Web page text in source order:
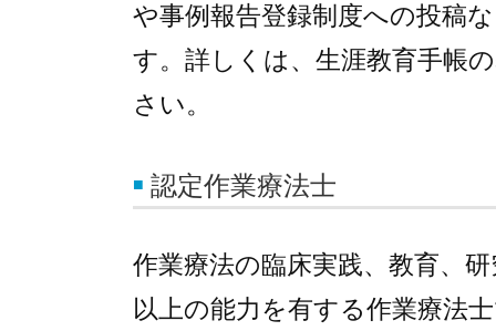
や事例報告登録制度への投稿
す。詳しくは、生涯教育手帳
さい。
認定作業療法士
作業療法の臨床実践、教育、
以上の能力を有する作業療法